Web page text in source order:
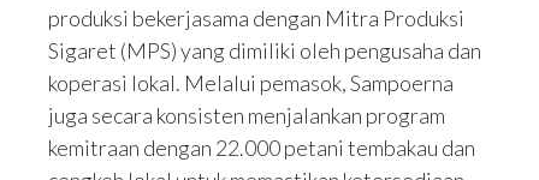
produksi bekerjasama dengan Mitra Produksi
Sigaret (MPS) yang dimiliki oleh pengusaha dan
koperasi lokal. Melalui pemasok, Sampoerna
juga secara konsisten menjalankan program
kemitraan dengan 22.000 petani tembakau dan